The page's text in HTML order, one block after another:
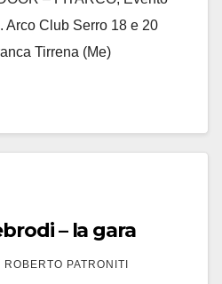
Arco Club Serro 18 e 20
Tirrena (Me)
– la gara
ROBERTO PATRONITI